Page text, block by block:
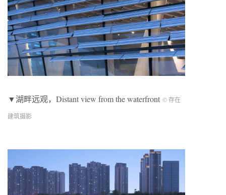
▼湖畔远观，Distant view from the waterfront © 存在
建筑摄影